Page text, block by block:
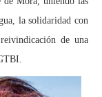
la solidaridad con
de una